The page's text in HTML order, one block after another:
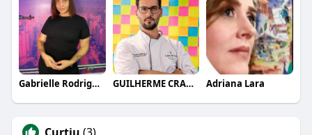
Gabrielle Rodrigues GUILHERME CRAMER BALLE Adriana Lara